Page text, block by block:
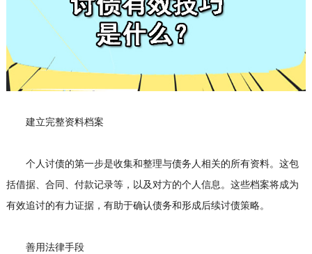
建立完整资料档案
个人讨债的第一步是收集和整理与债务人相关的所有资料。这包
括借据、合同、付款记录等，以及对方的个人信息。这些档案将成为
有效追讨的有力证据，有助于确认债务和形成后续讨债策略。
善用法律手段